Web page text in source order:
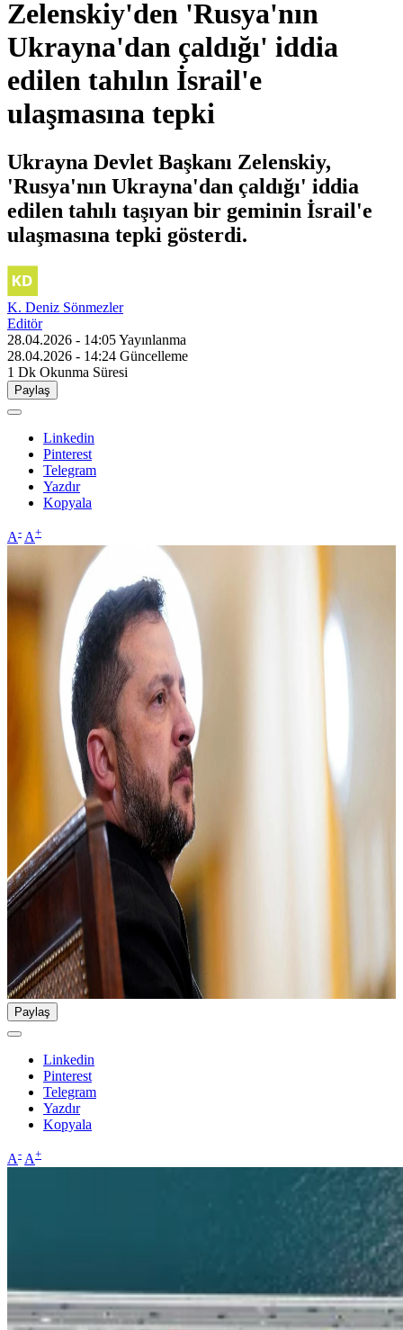
Zelenskiy'den 'Rusya'nın
Ukrayna'dan çaldığı' iddia
edilen tahılın İsrail'e
ulaşmasına tepki
Ukrayna Devlet Başkanı Zelenskiy,
'Rusya'nın Ukrayna'dan çaldığı' iddia
edilen tahılı taşıyan bir geminin İsrail'e
ulaşmasına tepki gösterdi.
K. Deniz Sönmezler
Editör
28.04.2026 - 14:05Yayınlanma
28.04.2026 - 14:24 Güncelleme
1 Dk Okunma Süresi
Paylaş
Linkedin
Pinterest
Telegram
Yazdır
Kopyala
A- A+
Paylaş
Linkedin
Pinterest
Telegram
Yazdır
Kopyala
A- A+